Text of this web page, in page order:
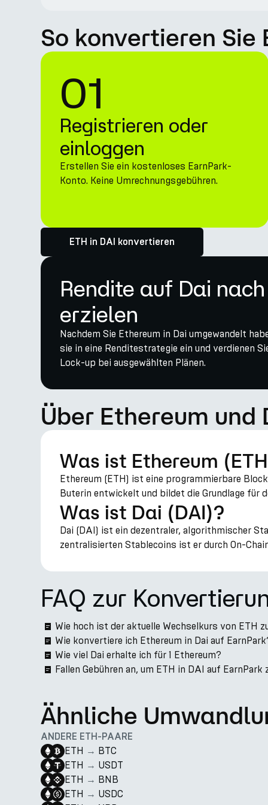
So konvertieren
01
Registrieren oder
einloggen
Erstellen Sie ein kostenloses EarnPark-
Konto. Keine Umrechnungsgebühren.
ETH in DAI konvertieren
Rendite auf Dai
erzielen
Nachdem Sie Ethereum in Dai umgewandelt
sie in eine Renditestrategie ein und verdienen
Lock-up bei ausgewählten Plänen.
Über Ethereum und
Was ist Ethereum
Ethereum (ETH) ist eine programmierbare
Buterin entwickelt und bildet die Grundlage für
Was ist Dai (DAI)?
Dai (DAI) ist ein dezentraler, algorithmischer
zentralisierten Stablecoins ist er durch On-
FAQ zur
Wie hoch ist der aktuelle Wechselkurs von ETH
Wie konvertiere ich Ethereum in Dai auf
Wie viel Dai erhalte ich für 1 Ethereum?
Fallen Gebühren an, um ETH in DAI auf
Ähnliche
ANDERE ETH-PAARE
ETH → BTC
ETH → USDT
ETH → BNB
ETH → USDC